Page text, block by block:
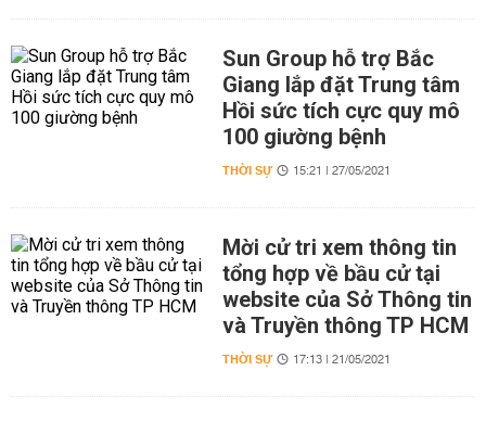
Sun Group hỗ trợ Bắc
Giang lắp đặt Trung tâm
Hồi sức tích cực quy mô
100 giường bệnh
THỜI SỰ 15:21 | 27/05/2021
Mời cử tri xem thông tin
tổng hợp về bầu cử tại
website của Sở Thông tin
và Truyền thông TP HCM
THỜI SỰ 17:13 | 21/05/2021